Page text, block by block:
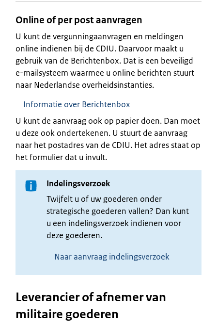
Online of per post aanvragen
U kunt de vergunningaanvragen en meldingen
online indienen bij de CDIU. Daarvoor maakt u
gebruik van de Berichtenbox. Dat is een beveiligd
e-mailsysteem waarmee u online berichten stuurt
naar Nederlandse overheidsinstanties.
Informatie over Berichtenbox
U kunt de aanvraag ook op papier doen. Dan moet
u deze ook ondertekenen. U stuurt de aanvraag
naar het postadres van de CDIU. Het adres staat op
het formulier dat u invult.
Indelingsverzoek
Twijfelt u of uw goederen onder
strategische goederen vallen? Dan kunt
u een indelingsverzoek indienen voor
deze goederen.
Naar aanvraag indelingsverzoek
Leverancier of afnemer van
militaire goederen